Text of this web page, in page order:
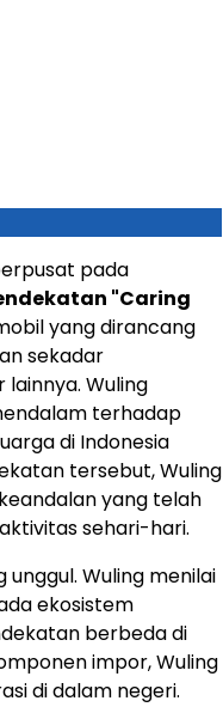
pada
"Caring
yang dirancang
sekadar
Wuling
terhadap
di Indonesia
tersebut, Wuling
yang telah
sehari-hari.
Wuling menilai
ekosistem
berbeda di
impor, Wuling
di dalam negeri.